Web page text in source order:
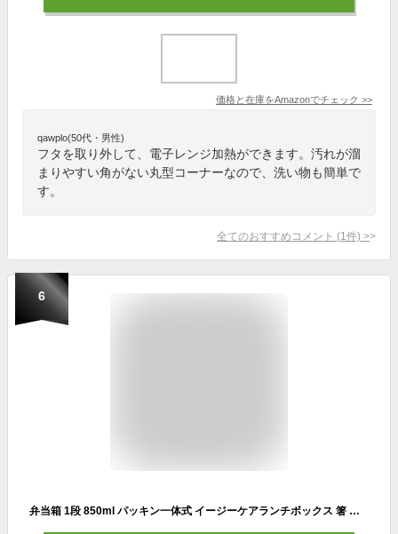
価格と在庫をAmazonでチェック >>
qawplo(50代・男性)
フタを取り外して、電子レンジ加熱ができます。汚れが溜
まりやすい角がない丸型コーナーなので、洗い物も簡単で
す。
全てのおすすめコメント (1 件) >
6
弁当箱 1段 850ml パッキン一体式 イージーケアランチボックス 箸 保冷バッグ付 （ お弁当箱 ランチボックス レンジ対応 食洗機対応 一段 大容量 スリム 男子 レンジOK 食洗機OK お弁当 弁当 仕切り付き お箸付き 男性 メンズ ）【3980円以上送料無料】